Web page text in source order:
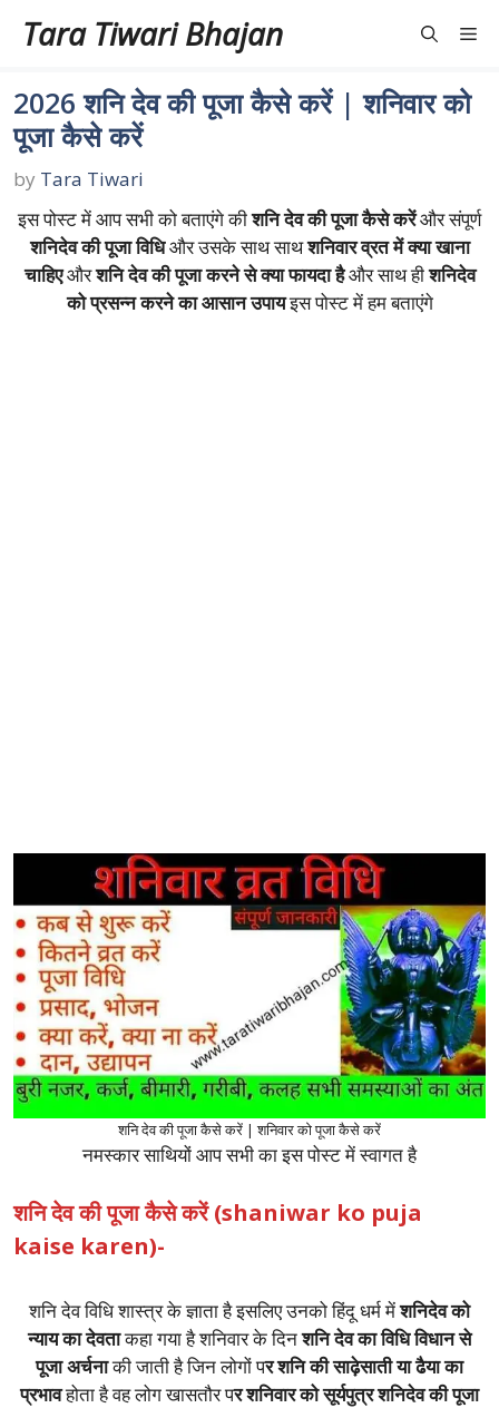
Tara Tiwari Bhajan
2026 शनि देव की पूजा कैसे करें | शनिवार को
पूजा कैसे करें
by Tara Tiwari
इस पोस्ट में आप सभी को बताएंगे कीशनि देव की पूजा कैसे करेंऔर संपूर्ण
शनिदेव की पूजा विधिऔर उसके साथ साथशनिवार व्रत में क्या खाना
चाहिएऔरशनि देव की पूजा करने से क्या फायदा हैऔर साथ हीशनिदेव
को प्रसन्न करने का आसान उपायइस पोस्ट में हम बताएंगे
शनि देव की पूजा कैसे करें | शनिवार को पूजा कैसे करें
नमस्कार साथियों आप सभी का इस पोस्ट में स्वागत है
शनि देव की पूजा कैसे करें (shaniwar ko puja
kaise karen)-
शनि देव विधि शास्त्र के ज्ञाता है इसलिए उनको हिंदू धर्म मेंशनिदेव को
न्याय का देवताकहा गया है शनिवार के दिनशनि देव का विधि विधान से
पूजा अर्चनाकी जाती है जिन लोगों पर शनि की साढ़ेसाती या ढैया का
प्रभावहोता है वह लोग खासतौर पर शनिवार को सूर्यपुत्र शनिदेव की पूजा